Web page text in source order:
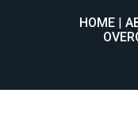
HOME